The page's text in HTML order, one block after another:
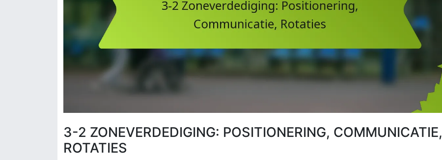
3-2 ZONEVERDEDIGING: POSITIONERING, COMMUNICATIE,
ROTATIES